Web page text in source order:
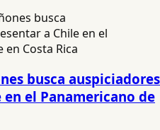
busca auspiciadores
el Panamericano de